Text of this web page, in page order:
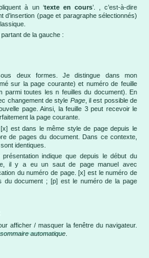
à un ‘texte en cours’. , c’est-à-dire
d’insertion (page et paragraphe sélectionnés)
de la gauche :
deux formes. Je distingue dans mon
sur la page courante) et numéro de feuille
parmi toutes les n feuilles du document). En
changement de style Page, il est possible de
page. Ainsi, la feuille 3 peut recevoir le
la page courante.
est dans le même style de page depuis le
de pages du document. Dans ce contexte,
identiques.
indique que depuis le début du
il y a eu un saut de page manuel avec
du numéro de page. [x] est le numéro de
du document ; [p] est le numéro de la page
afficher / masquer la fenêtre du navigateur.
automatique